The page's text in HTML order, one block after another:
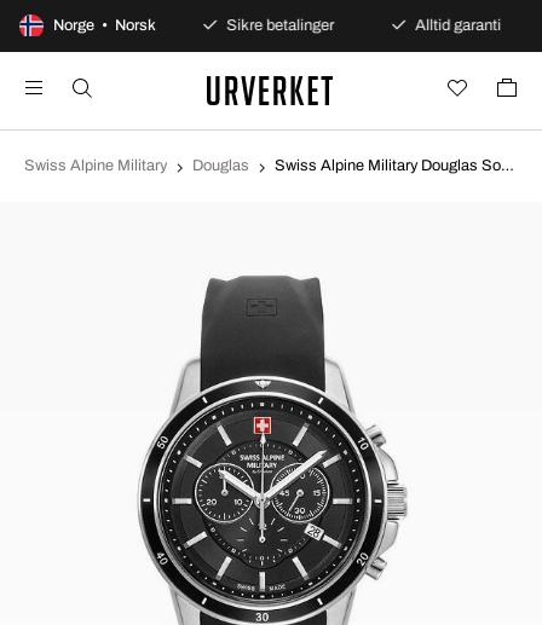
Norge • Norsk
dagers åpent kjøp Sikre betalinger Alltid garanti
Swiss Alpine Military Douglas Swiss Alpine Military Douglas Sort/Gummi Ø44 mm 7089.9837